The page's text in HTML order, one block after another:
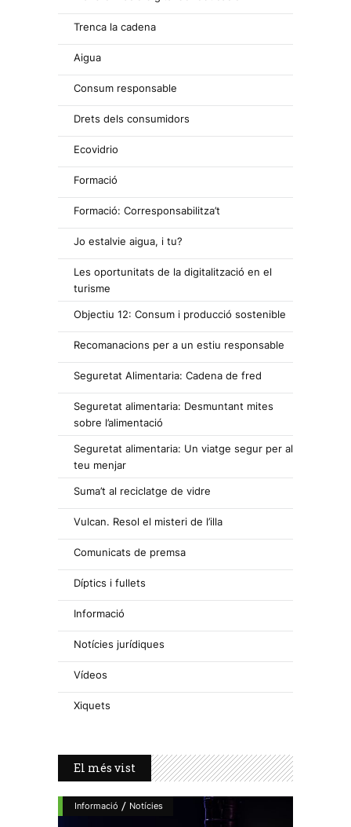
Trenca la cadena
Aigua
Consum responsable
Drets dels consumidors
Ecovidrio
Formació
Formació: Corresponsabilitza’t
Jo estalvie aigua, i tu?
Les oportunitats de la digitalització en el
turisme
Objectiu 12: Consum i producció sostenible
Recomanacions per a un estiu responsable
Seguretat Alimentaria: Cadena de fred
Seguretat alimentaria: Desmuntant mites
sobre l’alimentació
Seguretat alimentaria: Un viatge segur per al
teu menjar
Suma’t al reciclatge de vidre
Vulcan. Resol el misteri de l’illa
Comunicats de premsa
Díptics i fullets
Informació
Notícies jurídiques
Vídeos
Xiquets
El més vist
Informació / Notícies